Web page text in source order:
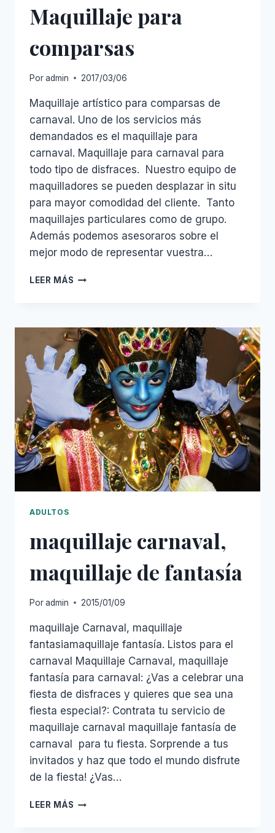
Maquillaje para
comparsas
Poradmin 2017/03/06
Maquillaje artístico para comparsas de
carnaval. Uno de los servicios más
demandados es el maquillaje para
carnaval. Maquillaje para carnaval para
todo tipo de disfraces. Nuestro equipo de
maquilladores se pueden desplazar in situ
para mayor comodidad del cliente. Tanto
maquillajes particulares como de grupo.
Además podemos asesoraros sobre el
mejor modo de representar vuestra…
LEER MÁS MAQUILLAJE
ADULTOS
maquillaje carnaval,
maquillaje de fantasía
Poradmin 2015/01/09
maquillaje Carnaval, maquillaje
fantasiamaquillaje fantasía. Listos para el
carnaval Maquillaje Carnaval, maquillaje
fantasía para carnaval: ¿Vas a celebrar una
fiesta de disfraces y quieres que sea una
fiesta especial?: Contrata tu servicio de
maquillaje carnaval maquillaje fantasía de
carnaval para tu fiesta. Sorprende a tus
invitados y haz que todo el mundo disfrute
de la fiesta! ¿Vas…
LEER MÁS MAQUILLAJE